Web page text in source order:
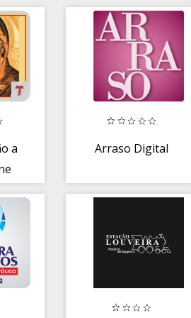
a
Arraso Digital